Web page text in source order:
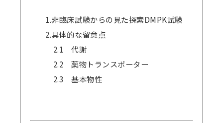
1.非臨床試験からの見た探索DMPK試験
2.具体的な留意点
2.1 代謝
2.2 薬物トランスポーター
2.3 基本物性